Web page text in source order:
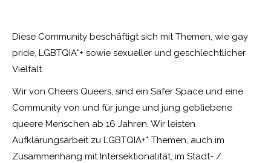
Diese Community beschäftigt sich mit Themen, wie gay
pride, LGBTQIA*+ sowie sexueller und geschlechtlicher
Vielfalt.
Wir von Cheers Queers, sind ein Safer Space und eine
Community von und für junge und jung gebliebene
queere Menschen ab 16 Jahren. Wir leisten
Aufklärungsarbeit zu LGBTQIA+* Themen, auch im
Zusammenhang mit Intersektionalität, im Stadt- /